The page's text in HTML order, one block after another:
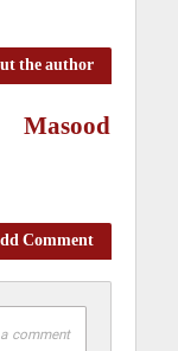
the author
Masood
Comment
comment